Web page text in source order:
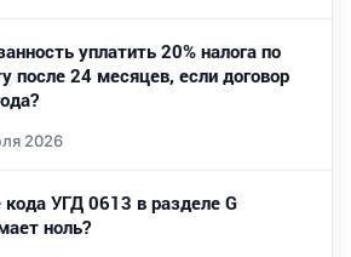
уплатить 20% налога по
после 24 месяцев, если договор
2026
УГД 0613 в разделе G
ноль?